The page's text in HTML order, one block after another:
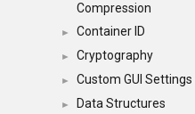
Compression
► Container ID
► Cryptography
► Custom GUI Settings
► Data Structures